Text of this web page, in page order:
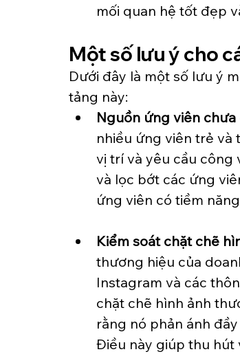
mối quan hệ tốt đẹp
Một số lưu ý cho
Dưới đây là một số lưu ý
tảng này:
Nguồn ứng viên
nhiều ứng viên trẻ và
vị trí và yêu cầu công
và lọc bớt các ứng
ứng viên có tiềm
Kiểm soát chặt chẽ
thương hiệu của
Instagram và các
chặt chẽ hình ảnh
rằng nó phản ánh
Điều này giúp thu hút